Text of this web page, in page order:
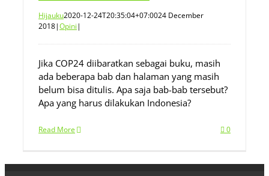
Hijauku2020-12-24T20:35:04+07:0024 December
2018|Opini|
Jika COP24 diibaratkan sebagai buku, masih
ada beberapa bab dan halaman yang masih
belum bisa ditulis. Apa saja bab-bab tersebut?
Apa yang harus dilakukan Indonesia?
Read More 0